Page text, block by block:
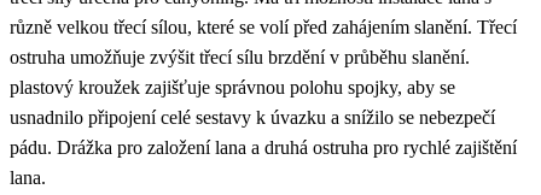
různě velkou třecí sílou, které se volí před zahájením slanění. Třecí
ostruha umožňuje zvýšit třecí sílu brzdění v průběhu slanění.
plastový kroužek zajišťuje správnou polohu spojky, aby se
usnadnilo připojení celé sestavy k úvazku a snížilo se nebezpečí
pádu. Drážka pro založení lana a druhá ostruha pro rychlé zajištění
lana.